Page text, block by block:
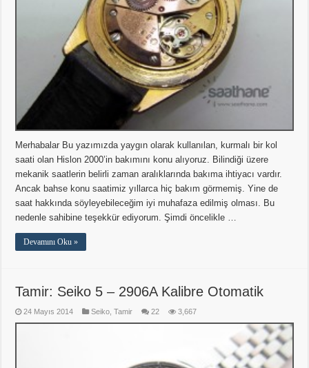
Merhabalar Bu yazımızda yaygın olarak kullanılan, kurmalı bir kol
saati olan Hislon 2000’in bakımını konu alıyoruz. Bilindiği üzere
mekanik saatlerin belirli zaman aralıklarında bakıma ihtiyacı vardır.
Ancak bahse konu saatimiz yıllarca hiç bakım görmemiş. Yine de
saat hakkında söyleyebileceğim iyi muhafaza edilmiş olması. Bu
nedenle sahibine teşekkür ediyorum. Şimdi öncelikle …
Devamını Oku »
Tamir: Seiko 5 – 2906A Kalibre Otomatik
24 Mayıs 2014 Seiko ,Tamir 22 3,667